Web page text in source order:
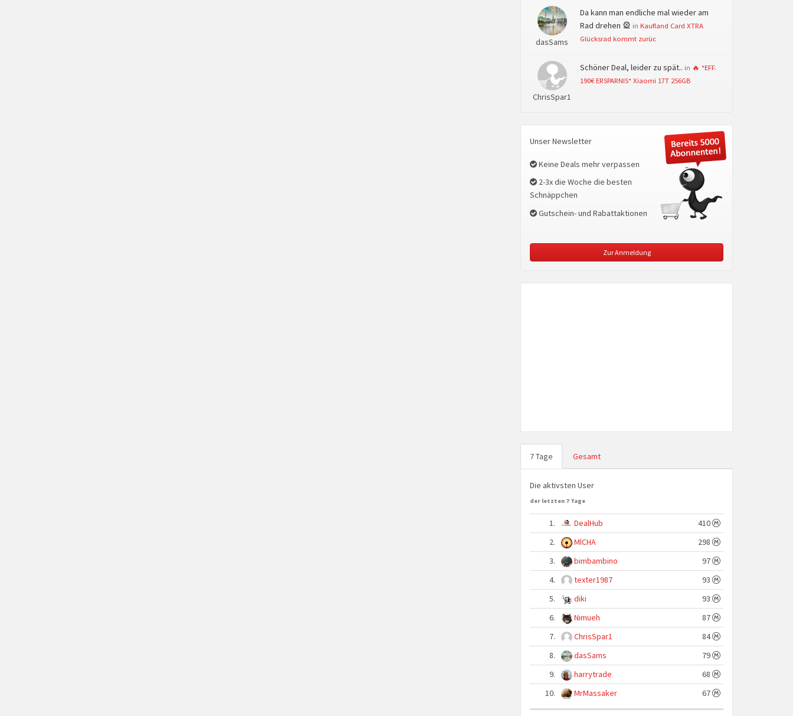
dasSams
Da kann man endliche mal wieder am
Rad drehen 🎡 in Kaufland Card XTRA
Glücksrad kommt zurüc
ChrisSpar1
Schöner Deal, leider zu spät.. in 🔥 *EFF.
190€ ERSPARNIS* Xiaomi 17T 256GB
Unser Newsletter
Keine Deals mehr verpassen
2-3x die Woche die besten
Schnäppchen
Gutschein- und Rabattaktionen
Zur Anmeldung
7 Tage Gesamt
Die aktivsten User
der letzten 7 Tage
1. DealHub
410
2.
MlCHA
298
3.
bimbambino
97
4.
texter1987
93
5.
diki
93
6.
Nimueh
87
7.
ChrisSpar1
84
8.
dasSams
79
9.
harrytrade
68
10.
MrMassaker 67